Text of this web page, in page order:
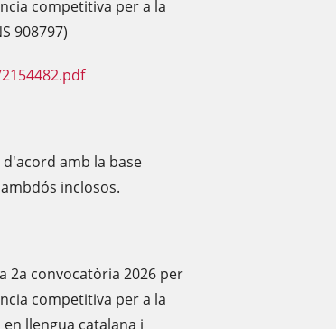
competitiva per a la
908797)
amb la base
inclosos.
2a convocatòria 2026 per
competitiva per a la
llengua catalana i